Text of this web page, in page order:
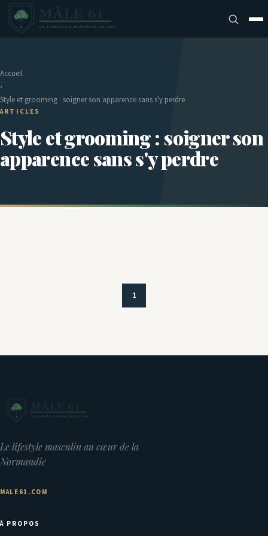
Accueil
›
Style et grooming : soigner son apparence sans s'y perdre
ARTICLES
Style et grooming : soigner son
apparence sans s'y perdre
1
Le lifestyle masculin au cœur de la
Normandie
MALE61.COM
À PROPOS